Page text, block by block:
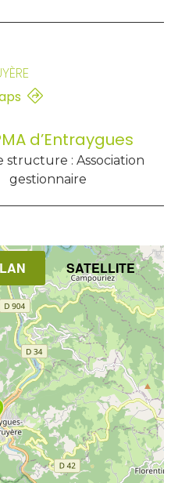
d’Entraygues
structure : Association
gestionnaire
SATELLITE